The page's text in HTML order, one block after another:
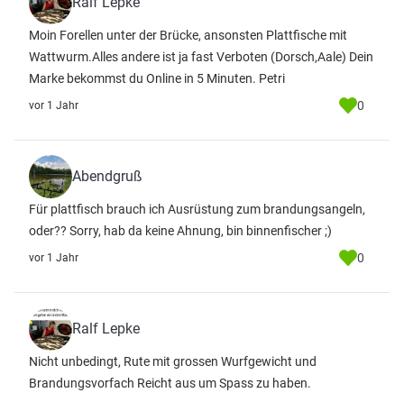
Moin Forellen unter der Brücke, ansonsten Plattfische mit
Wattwurm.Alles andere ist ja fast Verboten (Dorsch,Aale) Dein
Marke bekommst du Online in 5 Minuten. Petri
vor 1 Jahr 0
Abendgruß
Für plattfisch brauch ich Ausrüstung zum brandungsangeln,
oder?? Sorry, hab da keine Ahnung, bin binnenfischer ;)
vor 1 Jahr 0
Ralf Lepke
Nicht unbedingt, Rute mit grossen Wurfgewicht und
Brandungsvorfach Reicht aus um Spass zu haben.